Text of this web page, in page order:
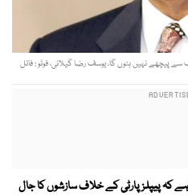
پیچھے نہیں ہٹوں گا، یوسف رضا گیلانی، فوٹو : فائل
کہ پیپلز پارٹی کے خلاف سازشوں کا جال